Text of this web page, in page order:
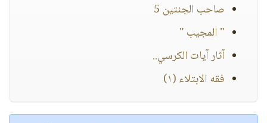
صاحب الجنتين 5
" المجيب "
آثار آيات الكرسي..
فقه الابتلاء (١)